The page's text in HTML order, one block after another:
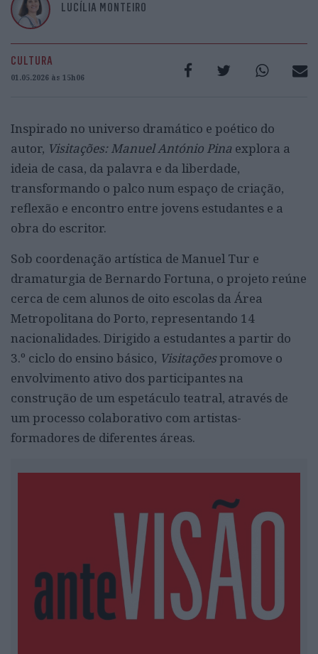
LUCÍLIA MONTEIRO
CULTURA
01.05.2026 às 15h06
Inspirado no universo dramático e poético do
autor, Visitações: Manuel António Pina explora a
ideia de casa, da palavra e da liberdade,
transformando o palco num espaço de criação,
reflexão e encontro entre jovens estudantes e a
obra do escritor.
Sob coordenação artística de Manuel Tur e
dramaturgia de Bernardo Fortuna, o projeto reúne
cerca de cem alunos de oito escolas da Área
Metropolitana do Porto, representando 14
nacionalidades. Dirigido a estudantes a partir do
3.º ciclo do ensino básico, Visitaçõespromove o
envolvimento ativo dos participantes na
construção de um espetáculo teatral, através de
um processo colaborativo com artistas-
formadores de diferentes áreas.